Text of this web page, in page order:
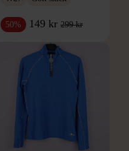
50% 149 kr 299 kr